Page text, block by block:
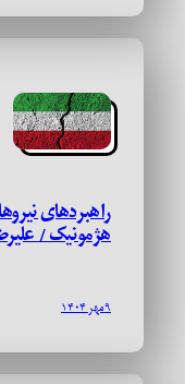
راهبردهای
هژمونیک /
۹ مهر ۱۴۰۴